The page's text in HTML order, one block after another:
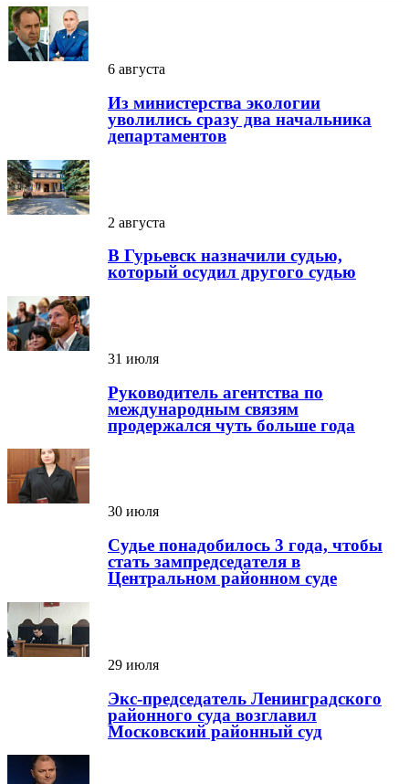
6 августа
Из министерства экологии
уволились сразу два начальника
департаментов
2 августа
В Гурьевск назначили судью,
который осудил другого судью
31 июля
Руководитель агентства по
международным связям
продержался чуть больше года
30 июля
Судье понадобилось 3 года, чтобы
стать зампредседателя в
Центральном районном суде
29 июля
Экс-председатель Ленинградского
районного суда возглавил
Московский районный суд